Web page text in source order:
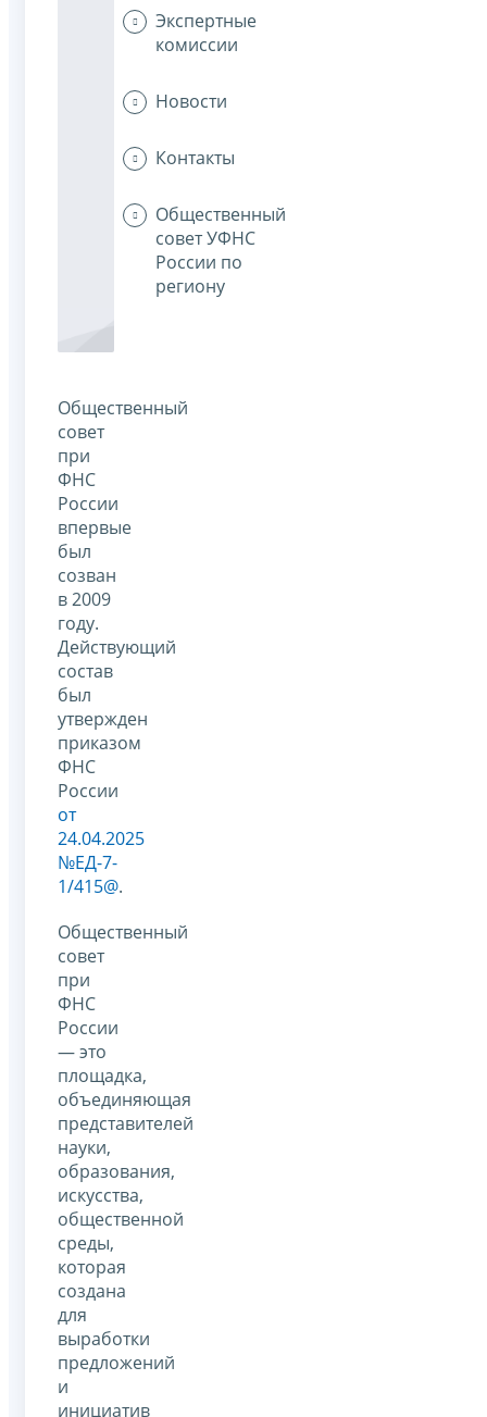
Экспертные
комиссии
Новости
Контакты
Общественный
совет УФНС
России по
региону
Общественный
совет
при
ФНС
России
впервые
был
созван
в 2009
году.
Действующий
состав
был
утвержден
приказом
ФНС
России
от
24.04.2025
№ЕД-7-
1/415@.
Общественный
совет
при
ФНС
России
— это
площадка,
объединяющая
представителей
науки,
образования,
искусства,
общественной
среды,
которая
создана
для
выработки
предложений
и
инициатив